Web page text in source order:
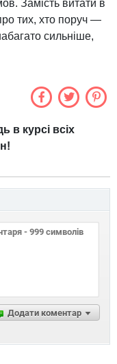
Замість витати в
тих, хто поруч —
сильніше,
в курсі всіх
Додати коментар